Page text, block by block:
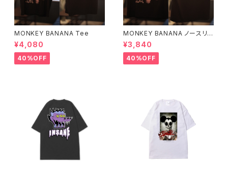
MONKEY BANANA Tee
¥4,080
40%OFF
MONKEY BANANA ノースリ
ーブ
¥3,840
40%OFF